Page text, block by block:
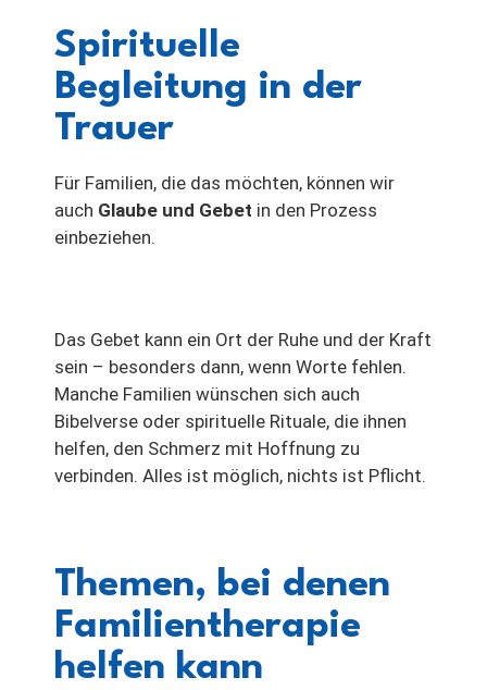
Spirituelle
Begleitung in der
Trauer
Für Familien, die das möchten, können wir
auch Glaube und Gebet in den Prozess
einbeziehen.
Das Gebet kann ein Ort der Ruhe und der Kraft
sein – besonders dann, wenn Worte fehlen.
Manche Familien wünschen sich auch
Bibelverse oder spirituelle Rituale, die ihnen
helfen, den Schmerz mit Hoffnung zu
verbinden. Alles ist möglich, nichts ist Pflicht.
Themen, bei denen
Familientherapie
helfen kann